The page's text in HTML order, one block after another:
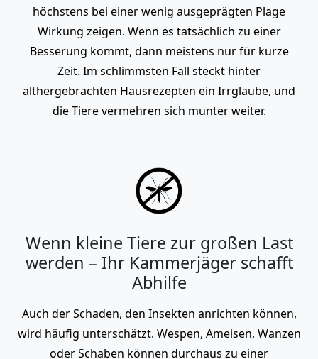
höchstens bei einer wenig ausgeprägten Plage
Wirkung zeigen. Wenn es tatsächlich zu einer
Besserung kommt, dann meistens nur für kurze
Zeit. Im schlimmsten Fall steckt hinter
althergebrachten Hausrezepten ein Irrglaube, und
die Tiere vermehren sich munter weiter.
Wenn kleine Tiere zur großen Last
werden – Ihr Kammerjäger schafft
Abhilfe
Auch der Schaden, den Insekten anrichten können,
wird häufig unterschätzt. Wespen, Ameisen, Wanzen
oder Schaben können durchaus zu einer